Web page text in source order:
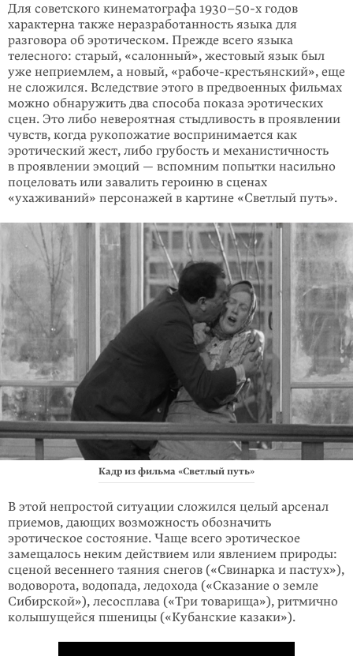
Для советского кинематографа 1930–50-х годов
характерна также неразработанность языка для
разговора об эротическом. Прежде всего языка
телесного: старый, «салонный», жестовый язык был
уже неприемлем, а новый, «рабоче-крестьянский», еще
не сложился. Вследствие этого в предвоенных фильмах
можно обнаружить два способа показа эротических
сцен. Это либо невероятная стыдливость в проявлении
чувств, когда рукопожатие воспринимается как
эротический жест, либо грубость и механистичность
в проявлении эмоций — вспомним попытки насильно
поцеловать или завалить героиню в сценах
«ухаживаний» персонажей в картине «Светлый путь».
Кадр из фильма «Светлый путь»
В этой непростой ситуации сложился целый арсенал
приемов, дающих возможность обозначить
эротическое состояние. Чаще всего эротическое
замещалось неким действием или явлением природы:
сценой весеннего таяния снегов («Свинарка и пастух»),
водоворота, водопада, ледохода («Сказание о земле
Сибирской»), лесосплава («Три товарища»), ритмично
колышущейся пшеницы («Кубанские казаки»).